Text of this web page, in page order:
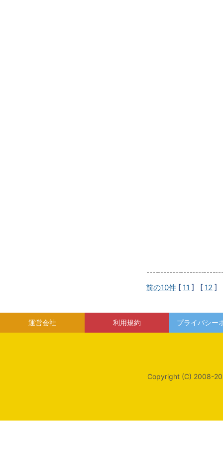
前の10件 [ 11 ] [ 12 ]
運営会社 利用規約 プライバシー
Copyright (C) 2008-